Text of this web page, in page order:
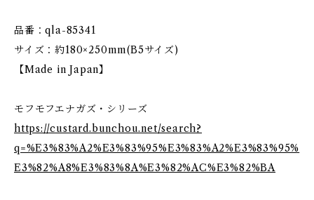
品番：qla-85341
サイズ：約180×250mm(B5サイズ)
【Made in Japan】
モフモフエナガズ・シリーズ
https://custard.bunchou.net/search?
q=%E3%83%A2%E3%83%95%E3%83%A2%E3%83%95%
E3%82%A8%E3%83%8A%E3%82%AC%E3%82%BA